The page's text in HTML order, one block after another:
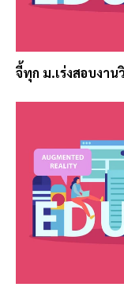
จี้ทุก ม.เร่งสอบงา